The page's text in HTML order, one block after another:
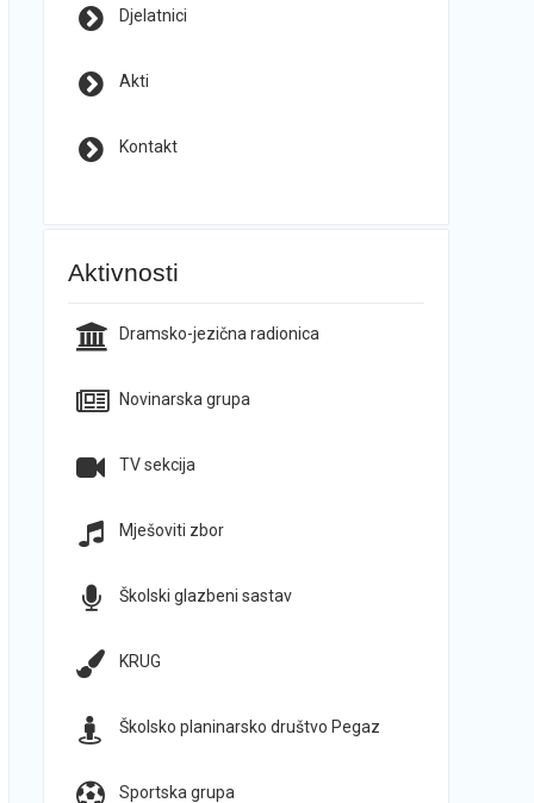
Djelatnici
Akti
Kontakt
Aktivnosti
Dramsko-jezična radionica
Novinarska grupa
TV sekcija
Mješoviti zbor
Školski glazbeni sastav
KRUG
Školsko planinarsko društvo Pegaz
Sportska grupa